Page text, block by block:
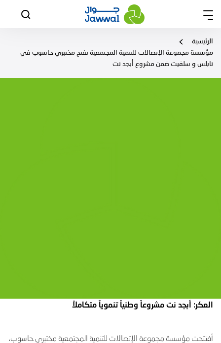
الرئيسية
مؤسسة مجموعة الإتصالات للتنمية المجتمعية تفتح مختبري حاسوب في
نابلس و سلفيت ضمن مشروع أبجد نت
العكر: أبجد نت مشروعاً وطنياً تنموياً متكاملاً
أفتتحت مؤسسة مجموعة الإتصالات للتنمية المجتمعية مختبري حاسوب،